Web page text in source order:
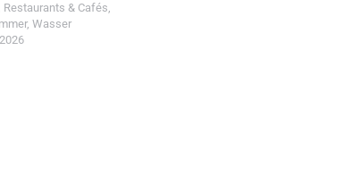
Restaurants & Cafés,
, Wasser